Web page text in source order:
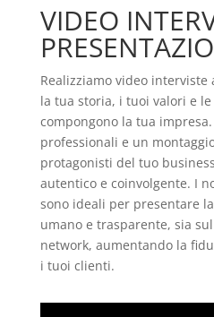
VIDEO
Realizziamo video
la tua storia, i tuoi valori e
compongono la tua
professionali e un
protagonisti del tuo
autentico e coinvolgente. I
sono ideali per presentare
umano e trasparente, sia
network, aumentando la
i tuoi clienti.